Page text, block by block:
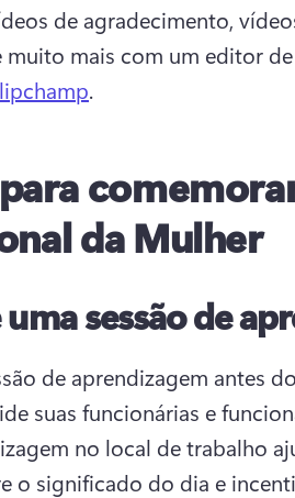
de agradecimento,
muito mais com um editor
.
da Mulher
sessão de
de aprendizagem antes
suas funcionárias e
no local de trabalho
o significado do dia e